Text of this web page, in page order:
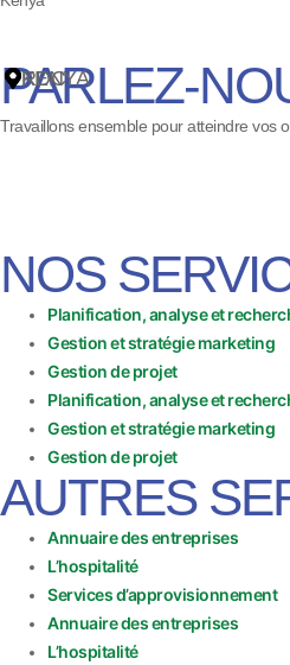
RDC
81 21 91 997
KENYA
PARLEZ-
Travaillons ensemble pour atteindre vos
NOS
Planification, analyse et
Gestion et stratégie marketing
Gestion de projet
Planification, analyse et
Gestion et stratégie marketing
Gestion de projet
AUTRES
Annuaire des entreprises
L’hospitalité
Services d’approvisionnement
Annuaire des entreprises
L’hospitalité